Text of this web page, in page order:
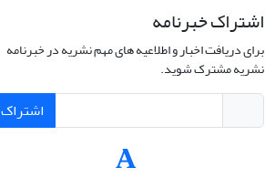
اشتراک خبرنامه
برای دریافت اخبار و اطلاعیه های مهم نشریه در خبرنامه
نشریه مشترک شوید.
اشتراک